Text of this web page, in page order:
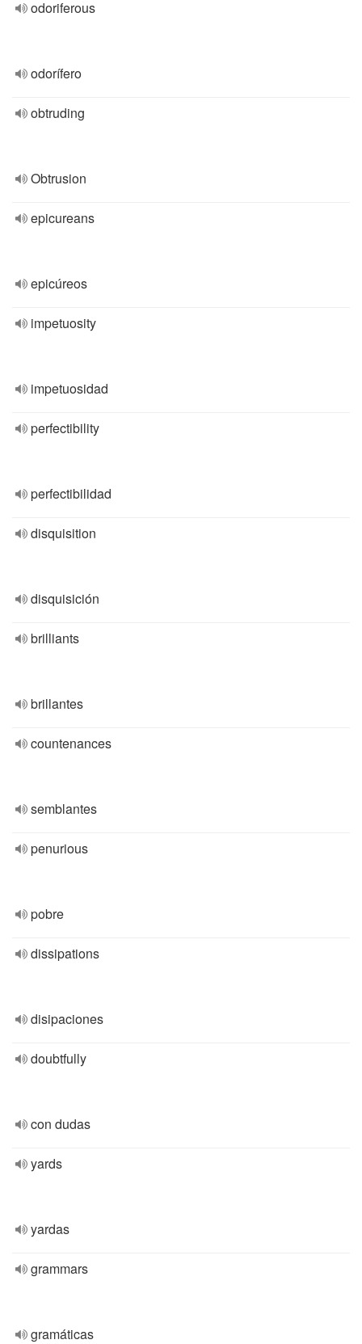
odoriferous
odorífero
obtruding
Obtrusion
epicureans
epicúreos
impetuosity
impetuosidad
perfectibility
perfectibilidad
disquisition
disquisición
brilliants
brillantes
countenances
semblantes
penurious
pobre
dissipations
disipaciones
doubtfully
con dudas
yards
yardas
grammars
gramáticas